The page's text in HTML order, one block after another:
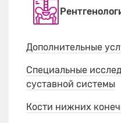
Дополнительные
Специальные
суставной системы
Кости нижних